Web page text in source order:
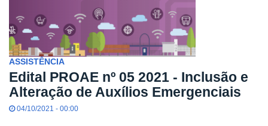
ASSISTÊNCIA
Edital PROAE nº 05 2021 - Inclusão e
Alteração de Auxílios Emergenciais
04/10/2021 - 00:00